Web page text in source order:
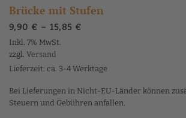
Brücke mit Stufen
9,90 € – 15,85 €
15,85 €
Inkl. 7% MwSt.
zzgl. Versand
Lieferzeit: ca. 3-4 Werktage
Bei Lieferungen in Nicht-EU-Länder können
Steuern und Gebühren anfallen.